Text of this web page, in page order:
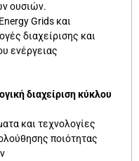
ουσιών.
Grids και
διαχείρισης και
ενέργειας
διαχείριση κύκλου
και τεχνολογίες
ποιότητας